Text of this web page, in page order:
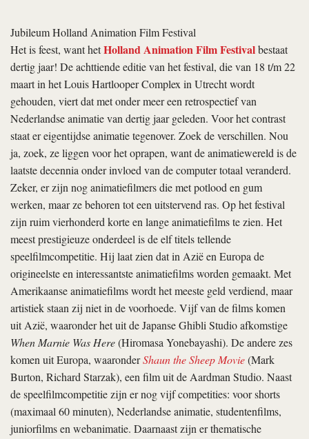
Jubileum Holland Animation Film Festival
Het is feest, want hetHolland Animation Film Festivalbestaat
dertig jaar! De achttiende editie van het festival, die van 18 t/m 22
maart in het Louis Hartlooper Complex in Utrecht wordt
gehouden, viert dat met onder meer een retrospectief van
Nederlandse animatie van dertig jaar geleden. Voor het contrast
staat er eigentijdse animatie tegenover. Zoek de verschillen. Nou
ja, zoek, ze liggen voor het oprapen, want de animatiewereld is de
laatste decennia onder invloed van de computer totaal veranderd.
Zeker, er zijn nog animatiefilmers die met potlood en gum
werken, maar ze behoren tot een uitstervend ras. Op het festival
zijn ruim vierhonderd korte en lange animatiefilms te zien. Het
meest prestigieuze onderdeel is de elf titels tellende
speelfilmcompetitie. Hij laat zien dat in Azië en Europa de
origineelste en interessantste animatiefilms worden gemaakt. Met
Amerikaanse animatiefilms wordt het meeste geld verdiend, maar
artistiek staan zij niet in de voorhoede. Vijf van de films komen
uit Azië, waaronder het uit de Japanse Ghibli Studio afkomstige
When Marnie Was Here(Hiromasa Yonebayashi). De andere zes
komen uit Europa, waaronderShaun the Sheep Movie(Mark
Burton, Richard Starzak), een film uit de Aardman Studio. Naast
de speelfilmcompetitie zijn er nog vijf competities: voor shorts
(maximaal 60 minuten), Nederlandse animatie, studentenfilms,
juniorfilms en webanimatie. Daarnaast zijn er thematische